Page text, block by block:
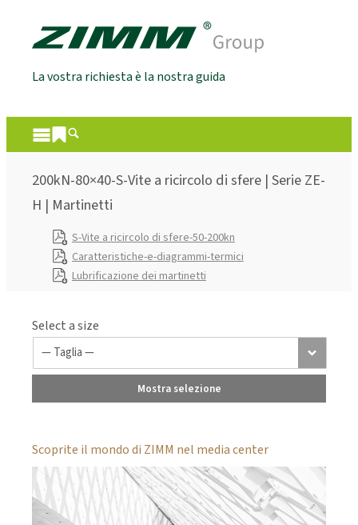
La vostra richiesta è la nostra guida
200kN-80×40-S-Vite a ricircolo di sfere | Serie ZE-
H | Martinetti
S-Vite a ricircolo di sfere-50-200kn
Caratteristiche-e-diagrammi-termici
Lubrificazione dei martinetti
Select a size
Mostra selezione
Scoprite il mondo di ZIMM nel media center